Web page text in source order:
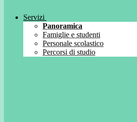
Servizi
Panoramica
Famiglie e studenti
Personale scolastico
Percorsi di studio